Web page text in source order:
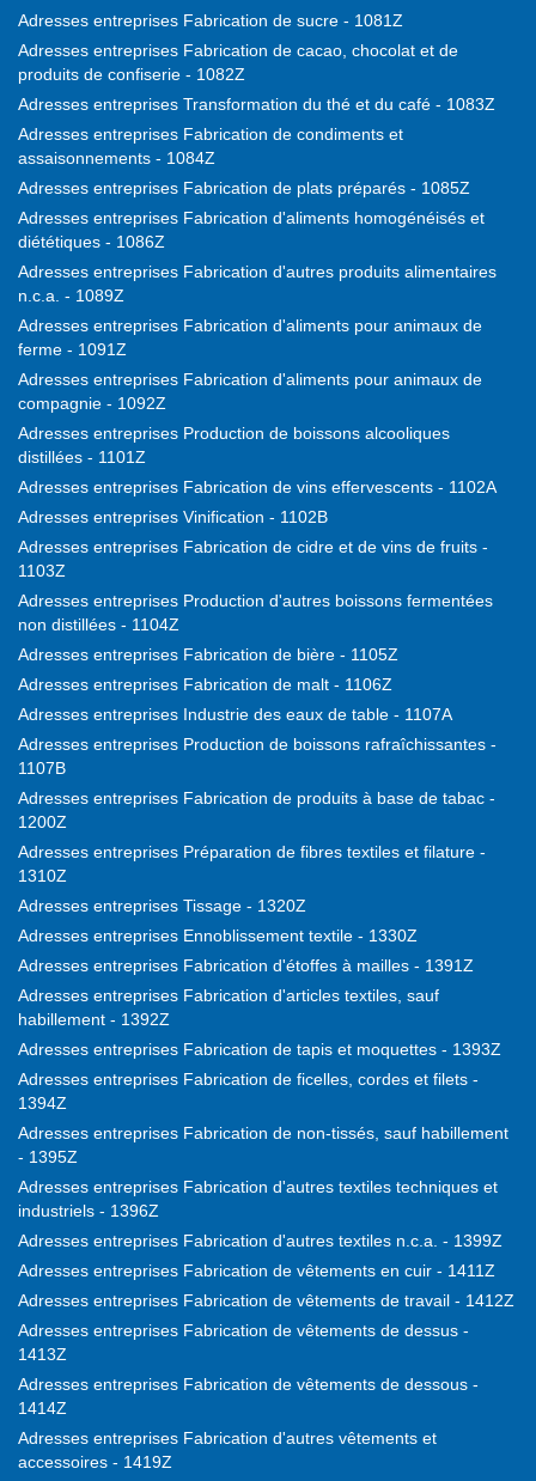
Adresses entreprises Fabrication de sucre - 1081Z
Adresses entreprises Fabrication de cacao, chocolat et de
produits de confiserie - 1082Z
Adresses entreprises Transformation du thé et du café - 1083Z
Adresses entreprises Fabrication de condiments et
assaisonnements - 1084Z
Adresses entreprises Fabrication de plats préparés - 1085Z
Adresses entreprises Fabrication d'aliments homogénéisés et
diététiques - 1086Z
Adresses entreprises Fabrication d'autres produits alimentaires
n.c.a. - 1089Z
Adresses entreprises Fabrication d'aliments pour animaux de
ferme - 1091Z
Adresses entreprises Fabrication d'aliments pour animaux de
compagnie - 1092Z
Adresses entreprises Production de boissons alcooliques
distillées - 1101Z
Adresses entreprises Fabrication de vins effervescents - 1102A
Adresses entreprises Vinification - 1102B
Adresses entreprises Fabrication de cidre et de vins de fruits -
1103Z
Adresses entreprises Production d'autres boissons fermentées
non distillées - 1104Z
Adresses entreprises Fabrication de bière - 1105Z
Adresses entreprises Fabrication de malt - 1106Z
Adresses entreprises Industrie des eaux de table - 1107A
Adresses entreprises Production de boissons rafraîchissantes -
1107B
Adresses entreprises Fabrication de produits à base de tabac -
1200Z
Adresses entreprises Préparation de fibres textiles et filature -
1310Z
Adresses entreprises Tissage - 1320Z
Adresses entreprises Ennoblissement textile - 1330Z
Adresses entreprises Fabrication d'étoffes à mailles - 1391Z
Adresses entreprises Fabrication d'articles textiles, sauf
habillement - 1392Z
Adresses entreprises Fabrication de tapis et moquettes - 1393Z
Adresses entreprises Fabrication de ficelles, cordes et filets -
1394Z
Adresses entreprises Fabrication de non-tissés, sauf habillement
- 1395Z
Adresses entreprises Fabrication d'autres textiles techniques et
industriels - 1396Z
Adresses entreprises Fabrication d'autres textiles n.c.a. - 1399Z
Adresses entreprises Fabrication de vêtements en cuir - 1411Z
Adresses entreprises Fabrication de vêtements de travail - 1412Z
Adresses entreprises Fabrication de vêtements de dessus -
1413Z
Adresses entreprises Fabrication de vêtements de dessous -
1414Z
Adresses entreprises Fabrication d'autres vêtements et
accessoires - 1419Z